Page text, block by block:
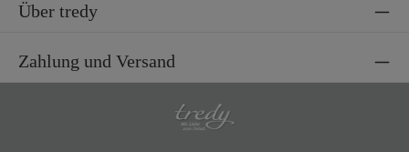
Über tredy
Zahlung und Versand